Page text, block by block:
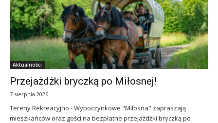
Aktualności
Przejażdżki bryczką po Miłosnej!
7 sierpnia 2026
Tereny Rekreacyjno - Wypoczynkowe "Miłosna" zapraszają
mieszkańców oraz gości na bezpłatne przejażdżki bryczką po